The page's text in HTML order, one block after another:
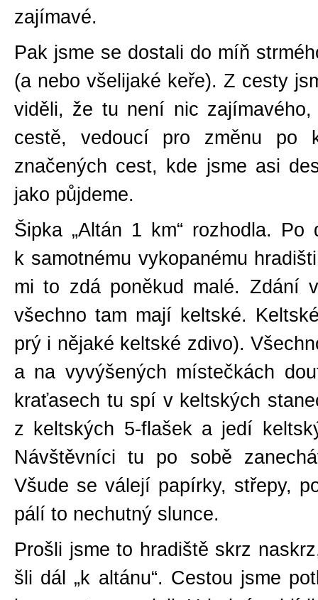
zajímavé.
Pak jsme se dostali do míň
(a nebo všelijaké keře). Z cesty
viděli, že tu není nic
cestě, vedoucí pro změnu po
značených cest, kde jsme asi
jako půjdeme.
Šipka „Altán 1 km“ rozhodla.
k samotnému vykopanému
mi to zdá poněkud malé. Zdání
všechno tam mají keltské.
prý i nějaké keltské zdivo).
a na vyvýšených místečkách
kraťasech tu spí v keltských
z keltských 5-flašek a jedí
Návštěvníci tu po sobě
Všude se válejí papírky, střepy,
pálí to nechutný slunce.
Prošli jsme to hradiště skrz
šli dál „k altánu“. Cestou jsme